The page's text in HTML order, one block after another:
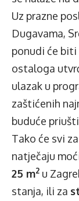
Uz prazne
Dugavama,
ponudi će biti
ostaloga
ulazak u
zaštićenih
buduće
Tako će svi
natječaju
25 m2 u
stanja, ili za